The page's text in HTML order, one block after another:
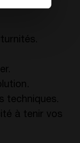
techniques.
à tenir vos